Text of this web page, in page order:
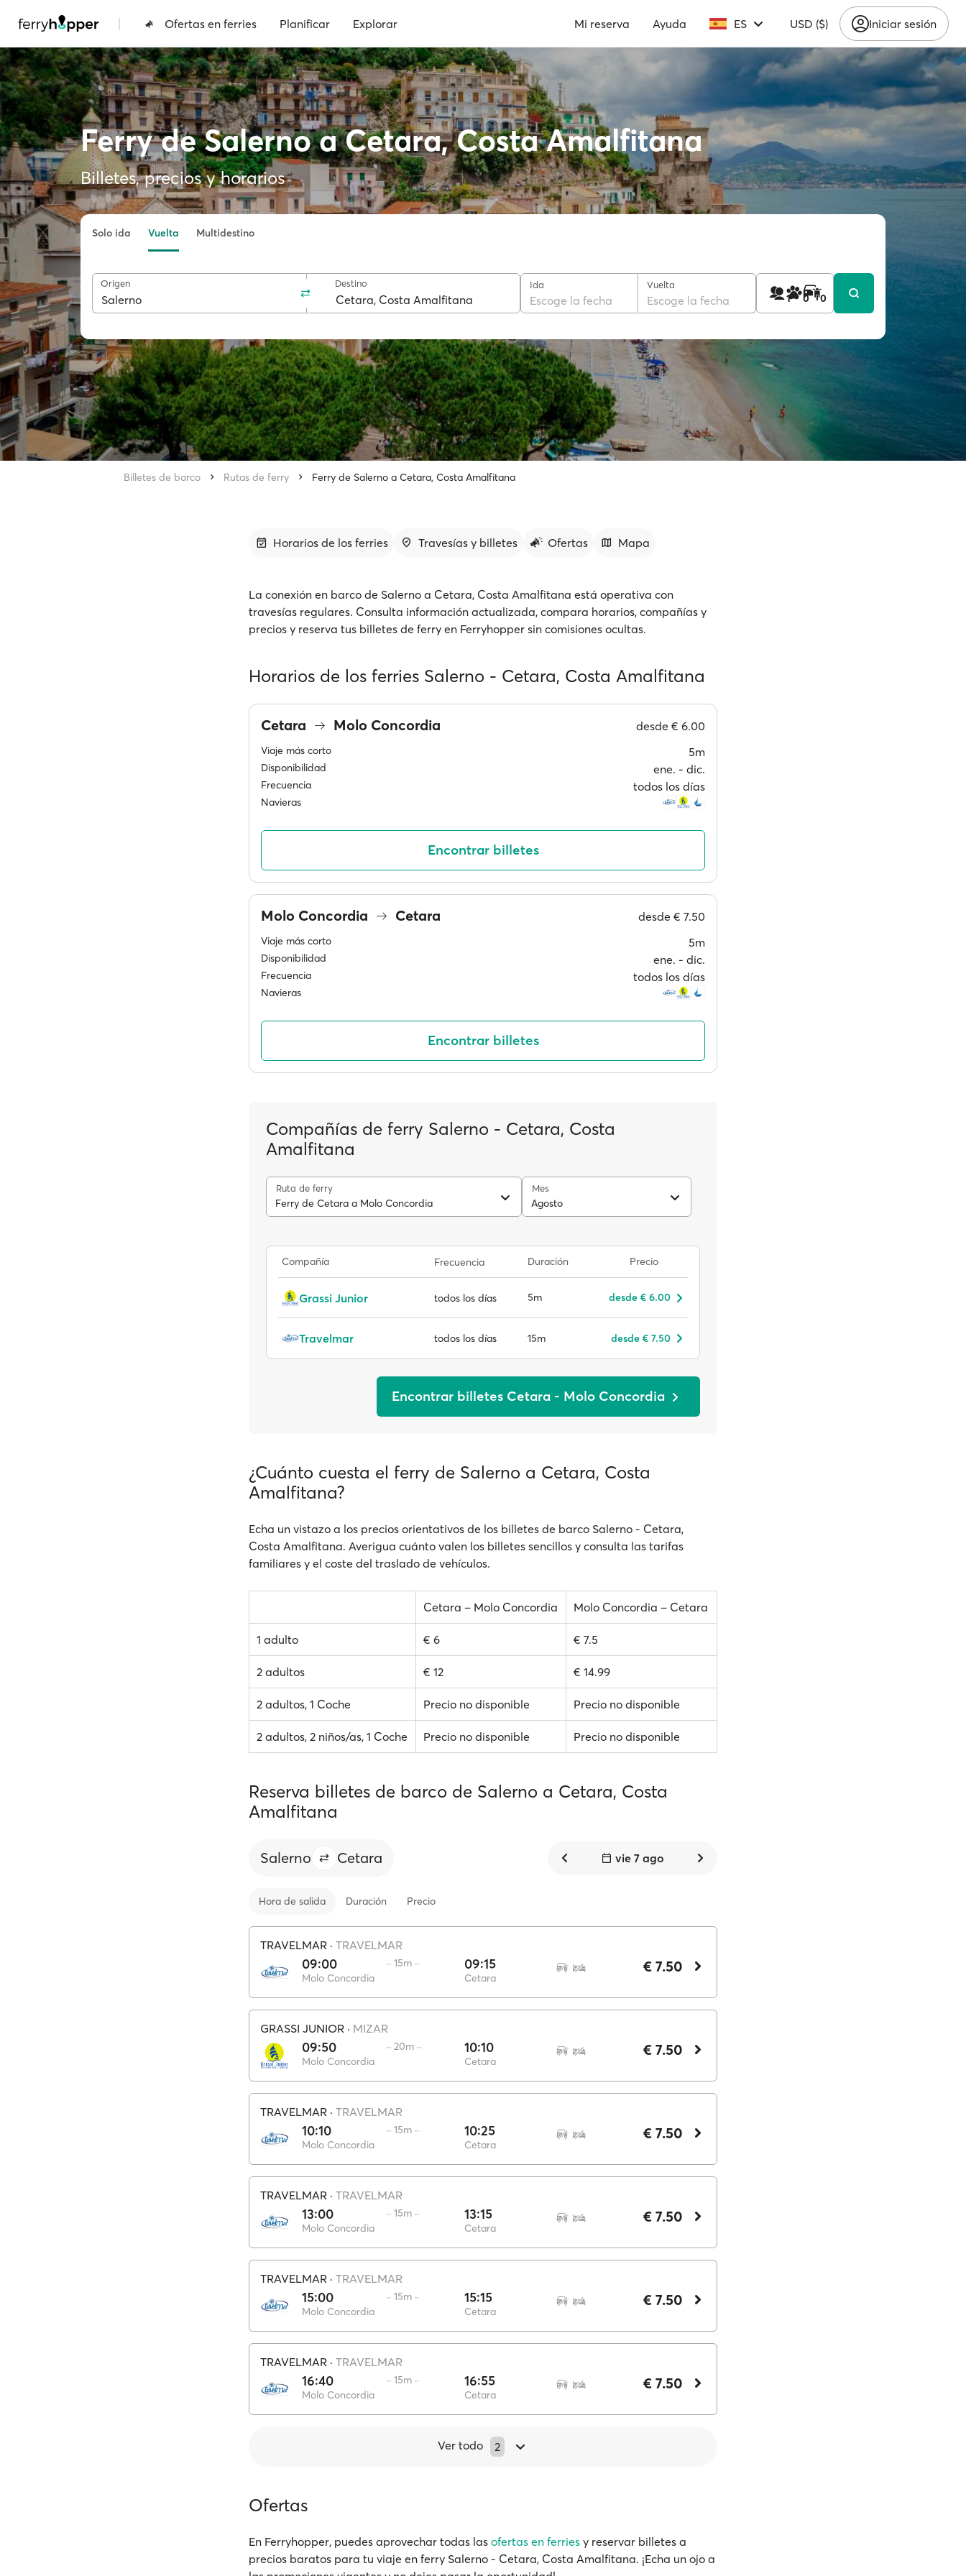
| Ofertas en ferries Planificar Explorar Mi reserva Ayuda ES USD ($) Iniciar sesión
Ferry de Salerno a Cetara, Costa Amalfitana
Billetes, precios y horarios
Solo ida Vuelta Multidestino
Origen Destino Ida
Escoge la fecha
Vuelta
Escoge la fecha 1 0 0
Billetes de barco Rutas de ferry Ferry de Salerno a Cetara, Costa Amalfitana
Horarios de los ferries Travesías y billetes Ofertas Mapa
La conexión en barco de Salerno a Cetara, Costa Amalfitana está operativa con
travesías regulares. Consulta información actualizada, compara horarios, compañías y
precios y reserva tus billetes de ferry en Ferryhopper sin comisiones ocultas.
Horarios de los ferries Salerno - Cetara, Costa Amalfitana
Cetara Molo Concordia desde € 6.00
Viaje más corto 5m
Disponibilidad ene. ‐ dic.
Frecuencia todos los días
Navieras
Encontrar billetes
Molo Concordia Cetara desde € 7.50
Viaje más corto 5m
Disponibilidad ene. ‐ dic.
Frecuencia todos los días
Navieras
Encontrar billetes
Compañías de ferry Salerno - Cetara, Costa
Amalfitana
Ruta de ferry
Ferry de Cetara a Molo Concordia
Mes
Agosto
Compañía Frecuencia Duración Precio
Grassi Junior todos los días 5m desde € 6.00
Travelmar todos los días 15m desde € 7.50
Encontrar billetes Cetara - Molo Concordia
¿Cuánto cuesta el ferry de Salerno a Cetara, Costa
Amalfitana?
Echa un vistazo a los precios orientativos de los billetes de barco Salerno - Cetara,
Costa Amalfitana. Averigua cuánto valen los billetes sencillos y consulta las tarifas
familiares y el coste del traslado de vehículos.
Cetara – Molo Concordia Molo Concordia – Cetara
1 adulto € 6 € 7.5
2 adultos € 12 € 14.99
2 adultos, 1 Coche Precio no disponible Precio no disponible
2 adultos, 2 niños/as, 1 Coche Precio no disponible Precio no disponible
Reserva billetes de barco de Salerno a Cetara, Costa
Amalfitana
Salerno Cetara vie 7 ago
Hora de salida Duración Precio
TRAVELMAR · TRAVELMAR
09:00
Molo Concordia
·· 15m ·· 09:15
Cetara
€ 7.50
GRASSI JUNIOR · MIZAR
09:50
Molo Concordia
·· 20m ·· 10:10
Cetara
€ 7.50
TRAVELMAR · TRAVELMAR
10:10
Molo Concordia
·· 15m ·· 10:25
Cetara
€ 7.50
TRAVELMAR · TRAVELMAR
13:00
Molo Concordia
·· 15m ·· 13:15
Cetara
€ 7.50
TRAVELMAR · TRAVELMAR
15:00
Molo Concordia
·· 15m ·· 15:15
Cetara
€ 7.50
TRAVELMAR · TRAVELMAR
16:40
Molo Concordia
·· 15m ·· 16:55
Cetara
€ 7.50
Ver todo 2
Ofertas
En Ferryhopper, puedes aprovechar todas las ofertas en ferries y reservar billetes a
precios baratos para tu viaje en ferry Salerno - Cetara, Costa Amalfitana. ¡Echa un ojo a